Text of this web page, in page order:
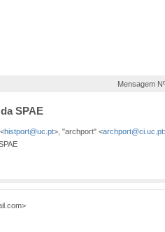
Mensagem Nº
SPAE
histport@uc.pt>, "archport" <archport@ci.uc.pt